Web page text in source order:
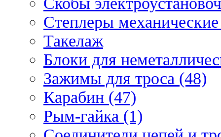
Степлеры
Такелаж
Блоки для
Зажимы для троса (48)
Карабин (47)
Рым-гайка (1)